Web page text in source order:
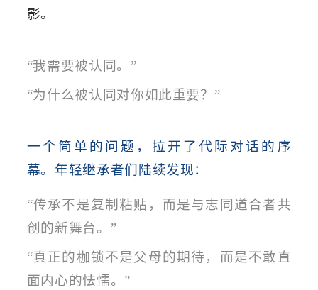
影。
“我需要被认同。 ”
“为什么被认同对你如此重要？ ”
一个简单的问题， 拉开 了代际对话的序
幕。年轻继承者们陆续发现：
“传承不是复制粘贴，而是与志同道合者共
创的新舞台。 ”
“真正的枷锁不是父母的期待，而是不敢直
面内心的怯懦。 ”